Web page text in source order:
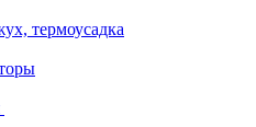
термоусадка